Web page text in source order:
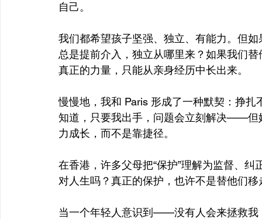
自己。
我们都希望孩子坚强、独立、有能力。但
总是提前介入，独立从哪里来？如果我们
真正的力量，只能从亲身经历中长出来。
慢慢地，我和 Paris 形成了一种默契：挣
知道，只要我出手，问题会立刻解决——但
力成长，而不是靠捷径。
在香港，许多父母把“保护”理解为监督、
对人生吗？真正的保护，也许不是替他们
当一个年轻人意识到——没有人会来拯救我